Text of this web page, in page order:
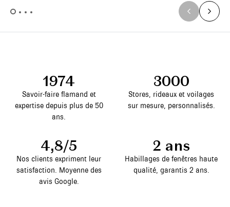
1974
Savoir-faire flamand et
expertise depuis plus de 50
ans.
3000
Stores, rideaux et voilages
sur mesure, personnalisés.
4,8/5
Nos clients expriment leur
satisfaction. Moyenne des
avis Google.
2 ans
Habillages de fenêtres haute
qualité, garantis 2 ans.